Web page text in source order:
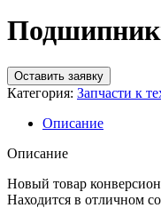
Оставить заявку
Категория: Запчасти к
Описание
Описание
Новый товар
Находится в отличном